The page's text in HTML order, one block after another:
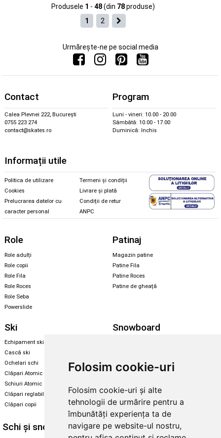
Folosim cookie-uri
Folosim cookie-uri și alte
tehnologii de urmărire pentru a
îmbunătăți experiența ta de
navigare pe website-ul nostru,
Produsele 1 - 48(din 78produse)
1
2
Urmărește-ne pe social media
Contact
Calea Plevnei 222, București
0755 223 274
contact@skates.ro
Program
Luni - vineri: 10.00 - 20.00
Sâmbătă: 10.00 - 17.00
Duminică: închis
Informații utile
Politica de utilizare
Cookies
Prelucrarea datelor cu
caracter personal
Termeni și condiții
Livrare și plată
Condiții de retur
ANPC
Role
Role adulți
Role copii
Role Fila
Role Roces
Role Seba
Powerslide
Patinaj
Magazin patine
Patine Fila
Patine Roces
Patine de gheață
Ski
Echipament ski
Cască ski
Ochelari schi
Clăpari Atomic
Schiuri Atomic
Clăpari reglabili
Clăpari copii
Snowboard
Legături Rome SDS
Santa Cruz
Enuff Skateboards
Schi și snowboard Diverse